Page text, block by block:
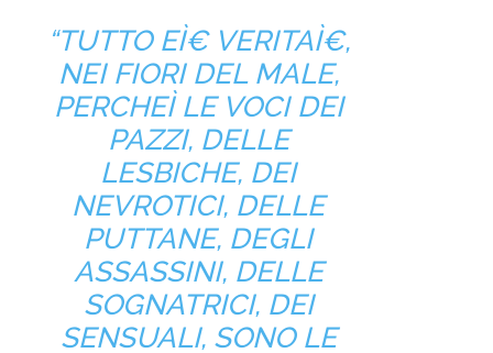
“TUTTO EÌ€ VERITAÌ€,
NEI FIORI DEL MALE,
PERCHEÌ LE VOCI DEI
PAZZI, DELLE
LESBICHE, DEI
NEVROTICI, DELLE
PUTTANE, DEGLI
ASSASSINI, DELLE
SOGNATRICI, DEI
SENSUALI, SONO LE